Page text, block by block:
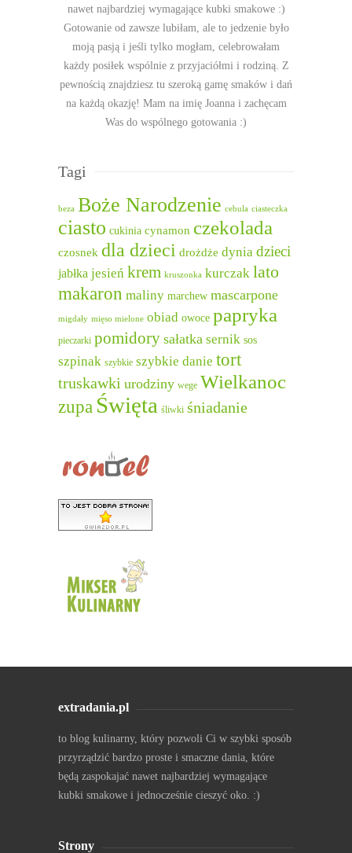
nawet najbardziej wymagające kubki smakowe :)
Gotowanie od zawsze lubiłam, ale to jedzenie było
moją pasją i jeśli tylko mogłam, celebrowałam
każdy posiłek wspólnie z przyjaciółmi i rodziną. Z
pewnością znajdziesz tu szeroką gamę smaków i dań
na każdą okazję! Mam na imię Joanna i zachęcam
Was do wspólnego gotowania :)
Tagi
beza Boże Narodzenie cebula ciasteczka
ciasto cukinia cynamon czekolada
czosnek dla dzieci drożdże dynia dzieci
jabłka jesień krem kruszonka kurczak lato
makaron maliny marchew mascarpone
migdały mięso mielone obiad owoce papryka
pieczarki pomidory sałatka sernik sos
szpinak szybkie szybkie danie tort
truskawki urodziny wege Wielkanoc
zupa Święta śliwki śniadanie
extradania.pl
to blog kulinarny, który pozwoli Ci w szybki sposób
przyrządzić bardzo proste i smaczne dania, które
będą zaspokajać nawet najbardziej wymagające
kubki smakowe i jednocześnie cieszyć oko. :)
Strony